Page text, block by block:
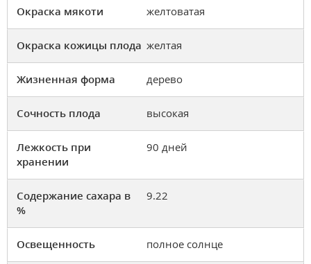
Окраска мякоти желтоватая
Окраска кожицы плода желтая
Жизненная форма дерево
Сочность плода высокая
Лежкость при
хранении
90 дней
Содержание сахара в
%
9.22
Освещенность полное солнце